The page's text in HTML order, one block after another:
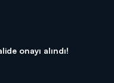
onayı alındı!